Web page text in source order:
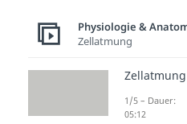
also dafür,
schwindlig ist
Stehen mit
dadurch
Physiologie &
Zellatmung
Zellatmung
1/5 – Dauer:
05:12